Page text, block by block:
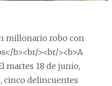
millonario robo con
b><br/><br/><b>A
martes 18 de junio,
cinco delincuentes